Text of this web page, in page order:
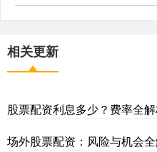
相关更新
股票配资利息多少？费率全
场外股票配资：风险与机会